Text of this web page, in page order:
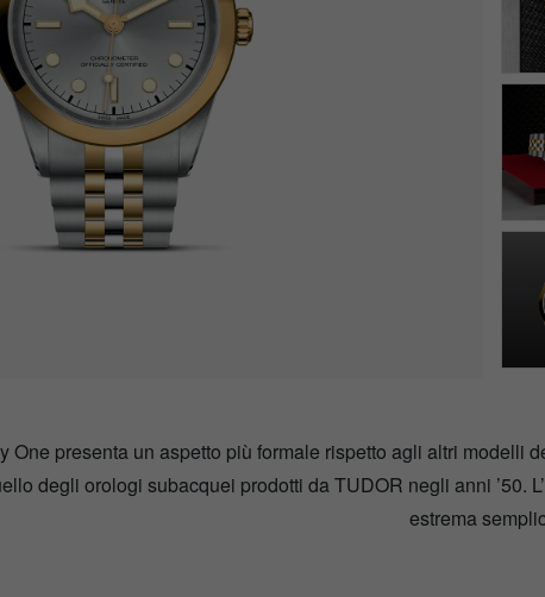
One presenta un aspetto più formale rispetto agli altri modelli
degli orologi subacquei prodotti da TUDOR negli anni ’50.
estrema